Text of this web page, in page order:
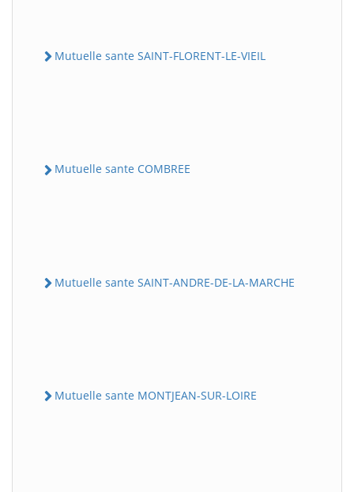
Mutuelle sante SAINT-FLORENT-LE-VIEIL
Mutuelle sante COMBREE
Mutuelle sante SAINT-ANDRE-DE-LA-MARCHE
Mutuelle sante MONTJEAN-SUR-LOIRE